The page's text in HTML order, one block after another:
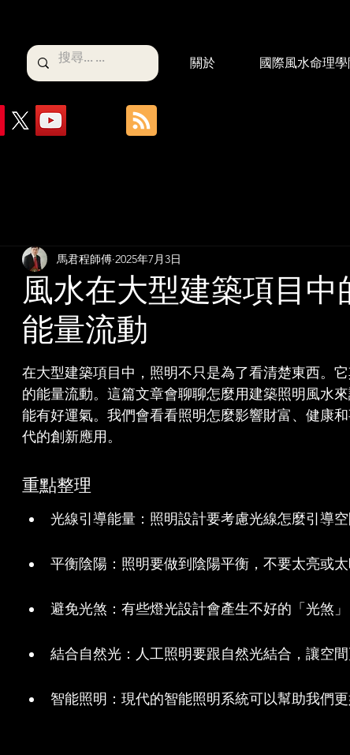
關於 國際風水命理
風水在大型建築項目
能量流動
馬君程師傅 2025年7月3日
在大型建築項目中，照明不只是為了看清楚東西。
的能量流動。這篇文章會聊聊怎麼用建築照明風水
能有好運氣。我們會看看照明怎麼影響財富、健康
代的創新應用。
重點整理
光線引導能量：照明設計要考慮光線怎麼引導空
平衡陰陽：照明要做到陰陽平衡，不要太亮或太
避免光煞：有些燈光設計會產生不好的「光煞」
結合自然光：人工照明要跟自然光結合，讓空間
智能照明：現代的智能照明系統可以幫助我們更